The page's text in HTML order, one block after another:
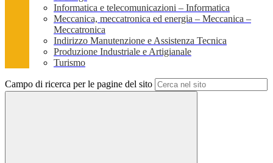
Informatica e telecomunicazioni – Informatica
Meccanica, meccatronica ed energia – Meccanica –
Meccatronica
Indirizzo Manutenzione e Assistenza Tecnica
Produzione Industriale e Artigianale
Turismo
Campo di ricerca per le pagine del sito